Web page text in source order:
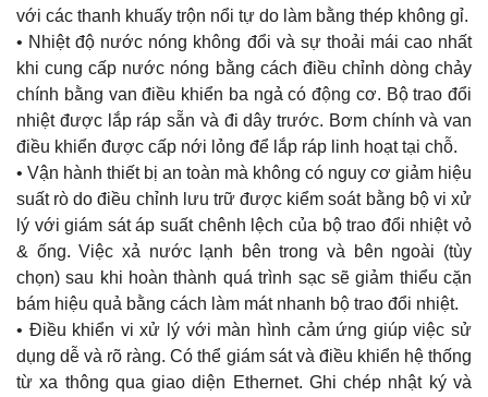
với các thanh khuấy trộn nổi tự do làm bằng thép không gỉ.
• Nhiệt độ nước nóng không đổi và sự thoải mái cao nhất
khi cung cấp nước nóng bằng cách điều chỉnh dòng chảy
chính bằng van điều khiển ba ngả có động cơ. Bộ trao đổi
nhiệt được lắp ráp sẵn và đi dây trước. Bơm chính và van
điều khiển được cấp nới lỏng để lắp ráp linh hoạt tại chỗ.
• Vận hành thiết bị an toàn mà không có nguy cơ giảm hiệu
suất rò do điều chỉnh lưu trữ được kiểm soát bằng bộ vi xử
lý với giám sát áp suất chênh lệch của bộ trao đổi nhiệt vỏ
& ống. Việc xả nước lạnh bên trong và bên ngoài (tùy
chọn) sau khi hoàn thành quá trình sạc sẽ giảm thiểu cặn
bám hiệu quả bằng cách làm mát nhanh bộ trao đổi nhiệt.
• Điều khiển vi xử lý với màn hình cảm ứng giúp việc sử
dụng dễ và rõ ràng. Có thể giám sát và điều khiển hệ thống
từ xa thông qua giao diện Ethernet. Ghi chép nhật ký và